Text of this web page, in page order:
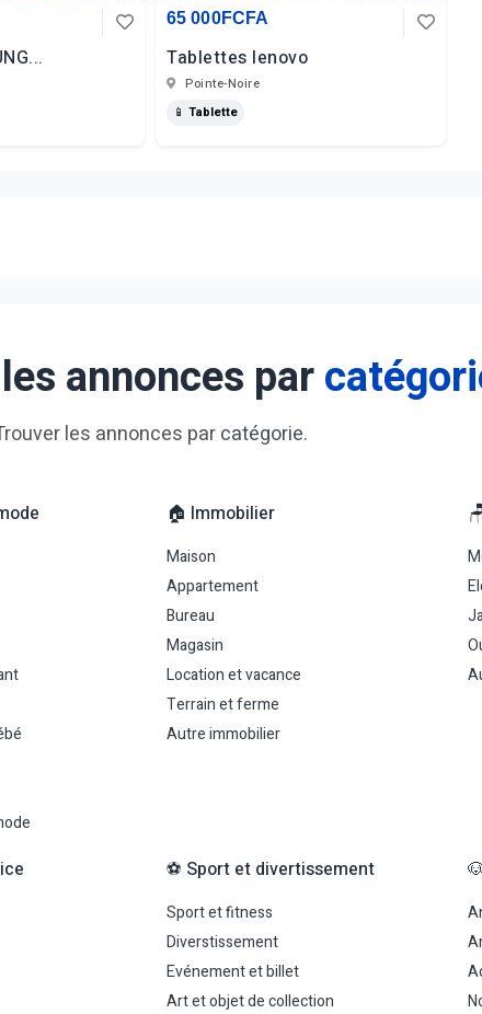
65 000FCFA
Tablettes lenovo
Pointe-Noire
📱 Tablette
annonces par
les annonces parcatégorie.
🏠 Immobilier
Maison
Appartement
Bureau
Magasin
Location et vacance
Terrain et ferme
Autre immobilier
⚽ Sport et divertissement
Sport et fitness
Diverstissement
Evénement et billet
Art et objet de collection